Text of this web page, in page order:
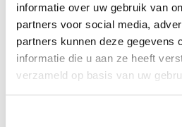
informatie over uw gebruik van
partners voor social media,
partners kunnen deze gegevens
informatie die u aan ze heeft
verzameld op basis van uw
Groep 8